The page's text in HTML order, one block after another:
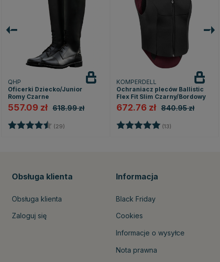
QHP
Oficerki Dziecko/Junior
Romy Czarne
557.09 zł 618.99 zł
Ocena: (29) 4.5 na 5 gwiazdek
KOMPERDELL
Ochraniacz pleców Ballistic
Flex Fit Slim Czarny/Bordowy
672.76 zł 840.95 zł
Ocena: (13)
Obsługa klienta
Obsługa klienta
Zaloguj się
Informacja
Black Friday
Cookies
Informacje o wysyłce
Nota prawna